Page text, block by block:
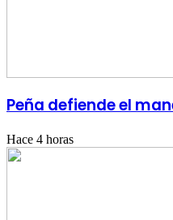
Peña defiende el
Hace 4 horas